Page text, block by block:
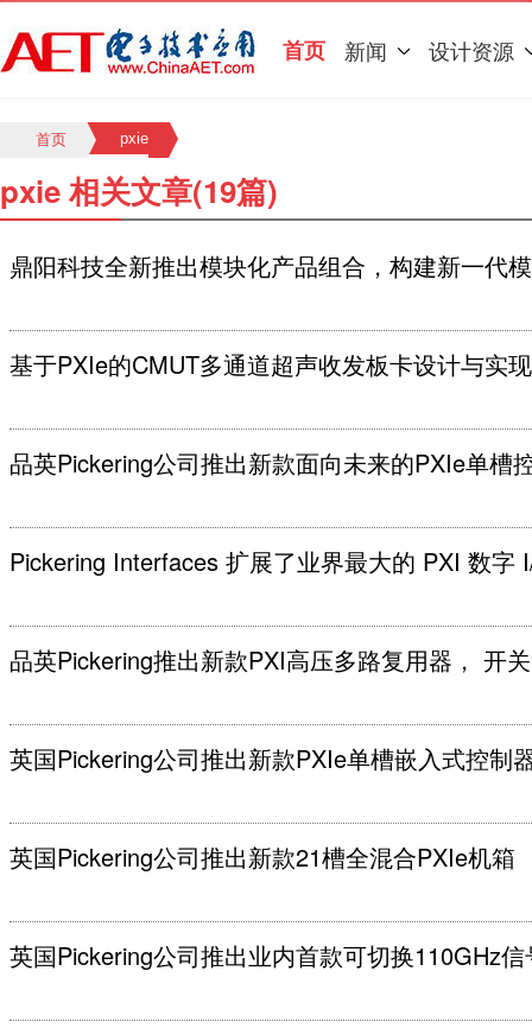
首页 新闻 设计资源
首页 pxie
pxie 相关文章(19篇)
鼎阳科技全新推出模块化产品组合，构建新一代
基于PXIe的CMUT多通道超声收发板卡设计与实现
品英Pickering公司推出新款面向未来的PXIe单槽
Pickering Interfaces 扩展了业界最大的 PXI 数字
品英Pickering推出新款PXI高压多路复用器， 开
英国Pickering公司推出新款PXIe单槽嵌入式控制
英国Pickering公司推出新款21槽全混合PXIe机箱
英国Pickering公司推出业内首款可切换110GHz